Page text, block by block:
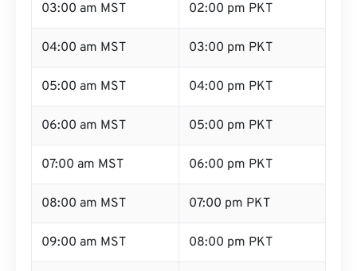
03:00 am MST 02:00 pm PKT
04:00 am MST 03:00 pm PKT
05:00 am MST 04:00 pm PKT
06:00 am MST 05:00 pm PKT
07:00 am MST 06:00 pm PKT
08:00 am MST 07:00 pm PKT
09:00 am MST 08:00 pm PKT